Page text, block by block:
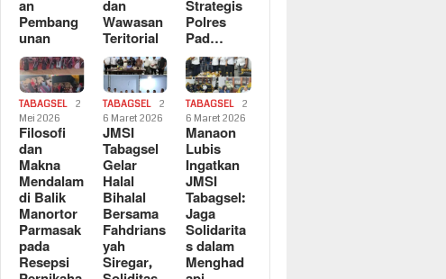
an
Pembang
unan
dan
Wawasan
Teritorial
Strategis
Polres
Pad…
TABAGSEL
2
Mei 2026
Filosofi
dan
Makna
Mendalam
di Balik
Manortor
Parmasak
pada
Resepsi
TABAGSEL
2
6 Maret 2026
JMSI
Tabagsel
Gelar
Halal
Bihalal
Bersama
Fahdrians
yah
Siregar,
TABAGSEL
2
6 Maret 2026
Manaon
Lubis
Ingatkan
JMSI
Tabagsel:
Jaga
Solidarita
s dalam
Menghad